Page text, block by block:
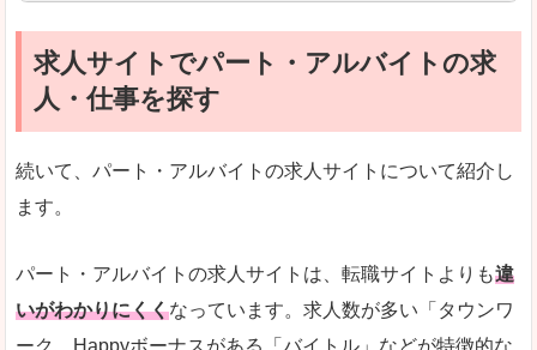
使いやすさ
文字が大きくて見やすいです。
求人を含んだページを見てみる
マイナビ薬剤師
リクナビ薬剤師
ファルマスタッフ
薬キャリ(エムスリー)
ファーマキャリア
求人サイトでパート・アルバイトの求
人・仕事を探す
続いて、パート・アルバイトの求人サイトについて紹介し
ます。
パート・アルバイトの求人サイトは、転職サイトよりも違
いがわかりにくくなっています。求人数が多い「タウンワ
ーク、Happyボーナスがある「バイトル」などが特徴的な